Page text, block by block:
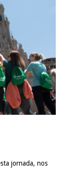
jornada, nos